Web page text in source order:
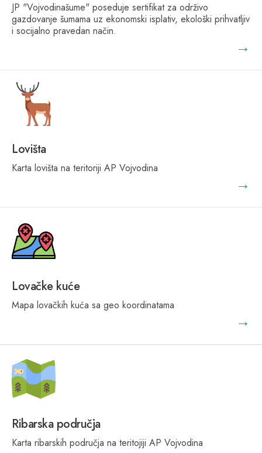
JP "Vojvodinašume" poseduje sertifikat za održivo
gazdovanje šumama uz ekonomski isplativ, ekološki prihvatljiv
i socijalno pravedan način.
→
Lovišta
Karta lovišta na teritoriji AP Vojvodina
→
Lovačke kuće
Mapa lovačkih kuća sa geo koordinatama
→
Ribarska područja
Karta ribarskih područja na teritojiji AP Vojvodina